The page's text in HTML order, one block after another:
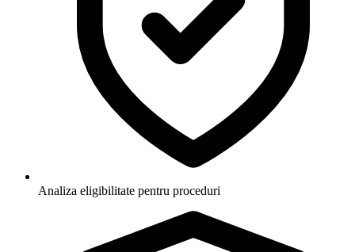
Analiza eligibilitate pentru proceduri